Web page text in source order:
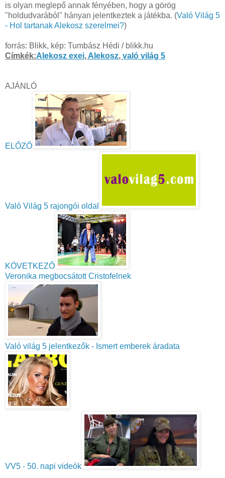
is olyan meglepő annak fényében, hogy a görög
"holdudvarából" hányan jelentkeztek a játékba. (Való Világ 5
- Hol tartanak Alekosz szerelmei?)
forrás: Blikk, kép: Tumbász Hédi / blikk.hu
Címkék:Alekosz exei, Alekosz, való világ 5
AJÁNLÓ
ELŐZŐ
Való Világ 5 rajongói oldal
KÖVETKEZŐ
Veronika megbocsátott Cristofelnek
Való világ 5 jelentkezők - Ismert emberek áradata
VV5 - 50. napi videók